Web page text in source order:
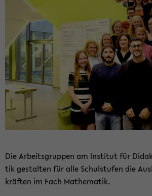
Die Ar­beits­grup­pen am In­sti­tut für
tik ge­stal­ten für alle Schul­stu­fen die
kräf­ten im Fach Ma­the­ma­tik.